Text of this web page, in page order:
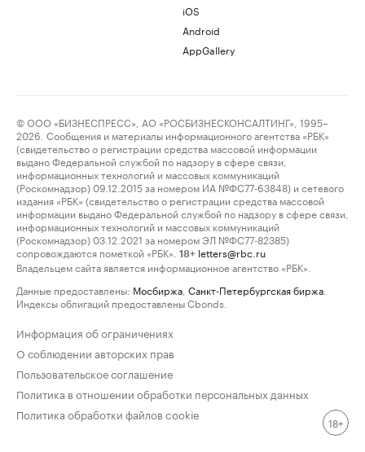
iOS
Android
AppGallery
© ООО «БИЗНЕСПРЕСС», АО «РОСБИЗНЕСКОНСАЛТИНГ», 1995–
2026. Сообщения и материалы информационного агентства «РБК»
(свидетельство о регистрации средства массовой информации
выдано Федеральной службой по надзору в сфере связи,
информационных технологий и массовых коммуникаций
(Роскомнадзор) 09.12.2015 за номером ИА №ФС77-63848) и сетевого
издания «РБК» (свидетельство о регистрации средства массовой
информации выдано Федеральной службой по надзору в сфере связи,
информационных технологий и массовых коммуникаций
(Роскомнадзор) 03.12.2021 за номером ЭЛ №ФС77-82385)
сопровождаются пометкой «РБК».
18+ letters@rbc.ru
Владельцем сайта является информационное агентство «РБК».
Данные предоставлены: Мосбиржа Санкт-Петербургская биржа
Индексы облигаций предоставлены Cbonds.
Информация об ограничениях
О соблюдении авторских прав
Пользовательское соглашение
Политика в отношении обработки персональных данных
Политика обработки файлов cookie
18+